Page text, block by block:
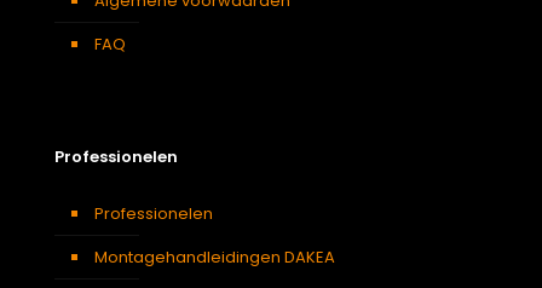
FAQ
Professionelen
Professionelen
Montagehandleidingen DAKEA